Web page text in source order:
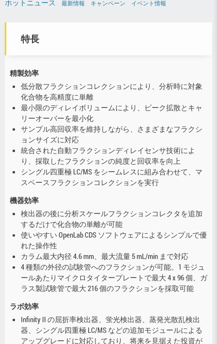
ホットニュース
最新情報 キャンペーン イベント情報
特長
精製効率
低分散フラクションコレクションにより、分析時に対象
化合物を高精度に単離
最小限のディレイボリュームにより、ピーク拡散とキャ
リーオーバーを最小化
サンプル高回収率を維持しながら、さまざまなフラクシ
ョンサイズに対応
統合された自動フラクションディレイセンサ技術によ
り、採取したフラクションの純度と回収率を向上
シングル四重極 LC/MS をシームレスに組み合わせて、マ
スベースフラクションコレクションを実行
機器効率
検出器の後に分析スケールフラクションコレクタを追加
するだけで化合物の単離が可能
使いやすい OpenLab CDS ソフトウェアによるシンプルで優
れた操作性
カラム最大内径 4.6 mm、最大流量 5 mL/min まで対応
4 種類の外径の試験管へのフラクションが可能。1 モジュ
ールあたりマイクロタイタープレートで最大 4 x 96 個、ガ
ラス製試験管で最大 216 個のフラクションを採取可能
ラボ効率
Infinity II の屈折率検出器、蛍光検出器、蒸発光散乱検出
器、シングル四重極 LC/MS などの追加モジュールによる
アップグレードに対応しており、将来を見据えた投資が